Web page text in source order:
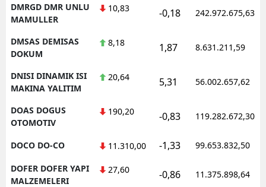
DMRGD DMR UNLU
MAMULLER
10,83 -0,18 242.972.675,63
DMSAS DEMISAS
DOKUM
8,18 1,87 8.631.211,59
DNISI DINAMIK ISI
MAKINA YALITIM
20,64 5,31 56.002.657,62
DOAS DOGUS
OTOMOTIV
190,20 -0,83 119.282.672,30
DOCO DO-CO 11.310,00 -1,33 99.653.832,50
DOFER DOFER YAPI
MALZEMELERI
27,60 -0,86 11.375.898,64